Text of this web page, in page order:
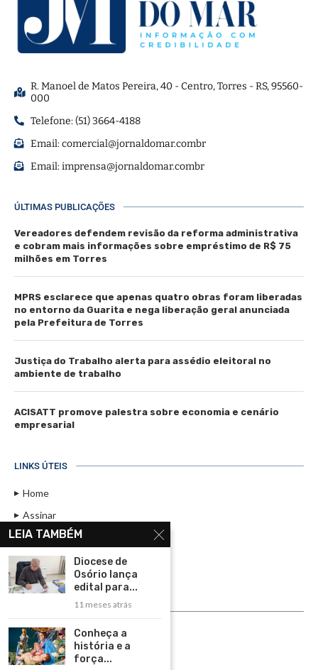
R. Manoel de Matos Pereira, 40 - Centro, Torres - RS, 95560-
000
Telefone: (51) 3664-4188
Email:comercial@jornaldomar.combr
Email:imprensa@jornaldomar.combr
ÚLTIMAS PUBLICAÇÕES
Vereadores defendem revisão da reforma administrativa
e cobram mais informações sobre empréstimo de R$ 75
milhões em Torres
MPRS esclarece que apenas quatro obras foram liberadas
no entorno da Guarita e nega liberação geral anunciada
pela Prefeitura de Torres
Justiça do Trabalho alerta para assédio eleitoral no
ambiente de trabalho
ACISATT promove palestra sobre economia e cenário
empresarial
LINKS ÚTEIS
Home
Assinar
Contato
Política de Privacidade
Rádio Maristela - Ao Vivo
ASSINE
LEIA TAMBÉM
Diocese de
Osório lança
edital para...
11 meses atrás
Conheça a
história e a
força...